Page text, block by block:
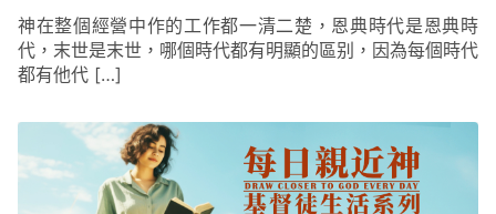
神在整個經營中作的工作都一清二楚，恩典時代是恩典時
代，末世是末世，哪個時代都有明顯的區别，因為每個時代
都有他代 […]